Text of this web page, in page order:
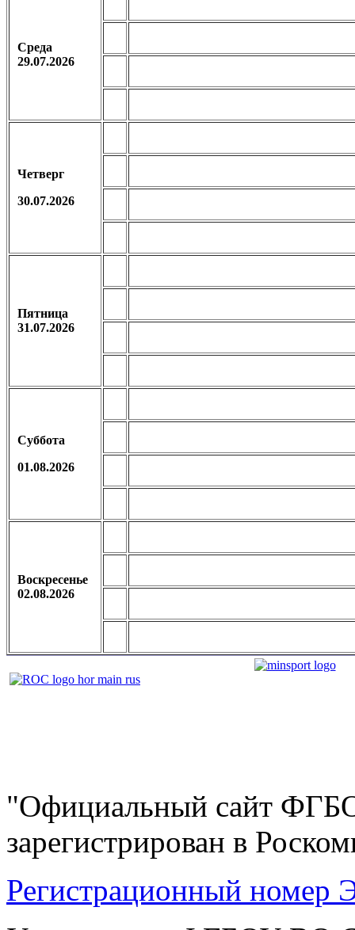
Среда
29.07.2026
Четверг
30.07.2026
Пятница
31.07.2026
Суббота
01.08.2026
Воскресенье
02.08.2026
"Официальный сайт
зарегистрирован в
Регистрационный